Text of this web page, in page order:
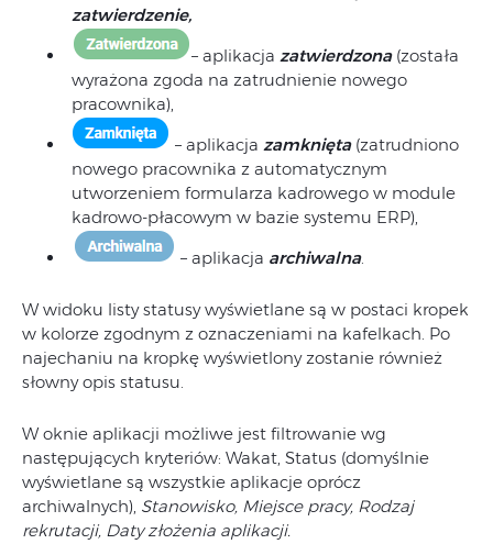
zatwierdzenie,
– aplikacja zatwierdzona(została
wyrażona zgoda na zatrudnienie nowego
pracownika),
– aplikacja zamknięta(zatrudniono
nowego pracownika z automatycznym
utworzeniem formularza kadrowego w module
kadrowo-płacowym w bazie systemu ERP),
– aplikacja archiwalna.
W widoku listy statusy wyświetlane są w postaci kropek
w kolorze zgodnym z oznaczeniami na kafelkach. Po
najechaniu na kropkę wyświetlony zostanie również
słowny opis statusu.
W oknie aplikacji możliwe jest filtrowanie wg
następujących kryteriów: Wakat, Status (domyślnie
wyświetlane są wszystkie aplikacje oprócz
archiwalnych), Stanowisko, Miejsce pracy, Rodzaj
rekrutacji, Daty złożenia aplikacji.